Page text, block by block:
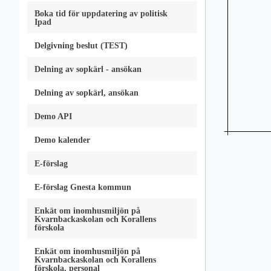
Boka tid för uppdatering av politisk
Ipad
Delgivning beslut (TEST)
Delning av sopkärl - ansökan
Delning av sopkärl, ansökan
Demo API
Demo kalender
E-förslag
E-förslag Gnesta kommun
Enkät om inomhusmiljön på
Kvarnbackaskolan och Korallens
förskola
Enkät om inomhusmiljön på
Kvarnbackaskolan och Korallens
förskola, personal